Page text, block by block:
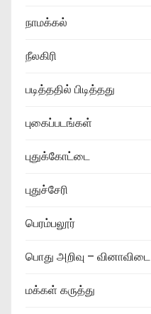
நாமக்கல்
நீலகிரி
படித்ததில் பிடித்தது
புகைப்படங்கள்
புதுக்கோட்டை
புதுச்சேரி
பெரம்பலூர்
பொது அறிவு – வினாவிடை
மக்கள் கருத்து